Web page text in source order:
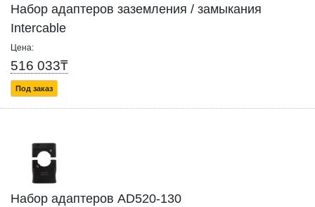
Набор адаптеров заземления / замыкания
Intercable
Цена:
516 033₸
Под заказ
Набор адаптеров AD520-130